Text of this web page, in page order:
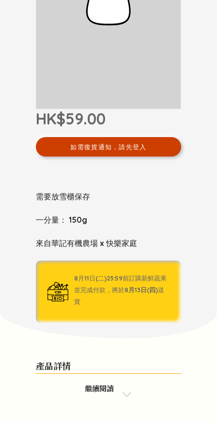
HK$59.00
如需復貨通知，請先登入
需要放雪櫃保存
一分量： 150g
來自華記有機農場 x 快樂家庭
8月11日(二)23:59前訂購新鮮蔬果
並完成付款，將於8月13日(四)送
貨
產品詳情
繼續閱讀